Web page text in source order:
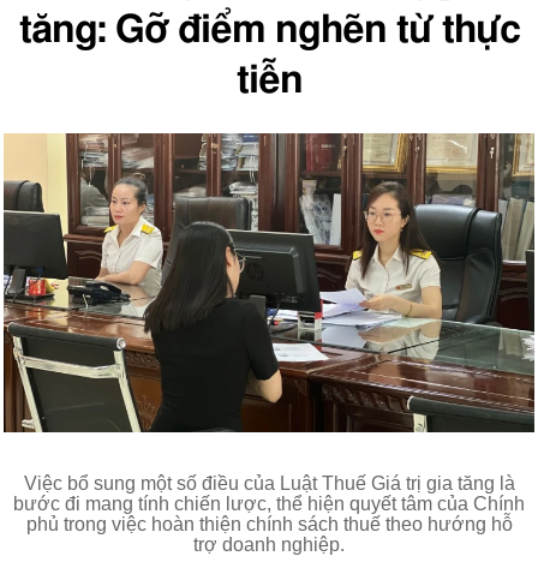
tăng: Gỡ điểm nghẽn từ thực
tiễn
Việc bổ sung một số điều của Luật Thuế Giá trị gia tăng là
bước đi mang tính chiến lược, thể hiện quyết tâm của Chính
phủ trong việc hoàn thiện chính sách thuế theo hướng hỗ
trợ doanh nghiệp.